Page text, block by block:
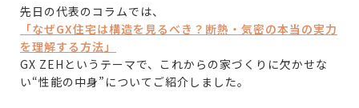
先日の代表のコラムでは、
「なぜGX住宅は構造を見るべき？断熱・気密の本当の実力
を理解する方法」
GX ZEHというテーマで、これからの家づくりに欠かせな
い“性能の中身”についてご紹介しました。